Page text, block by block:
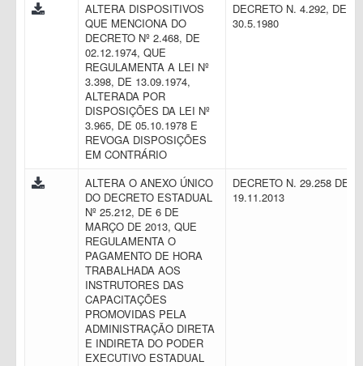
ALTERA DISPOSITIVOS
QUE MENCIONA DO
DECRETO Nº 2.468, DE
02.12.1974, QUE
REGULAMENTA A LEI Nº
3.398, DE 13.09.1974,
ALTERADA POR
DISPOSIÇÕES DA LEI Nº
3.965, DE 05.10.1978 E
REVOGA DISPOSIÇÕES
EM CONTRÁRIO
DECRETO N. 4.292, DE
30.5.1980
ALTERA O ANEXO ÚNICO
DO DECRETO ESTADUAL
Nº 25.212, DE 6 DE
MARÇO DE 2013, QUE
REGULAMENTA O
PAGAMENTO DE HORA
TRABALHADA AOS
INSTRUTORES DAS
CAPACITAÇÕES
PROMOVIDAS PELA
ADMINISTRAÇÃO DIRETA
E INDIRETA DO PODER
EXECUTIVO ESTADUAL
DECRETO N. 29.258 DE
19.11.2013